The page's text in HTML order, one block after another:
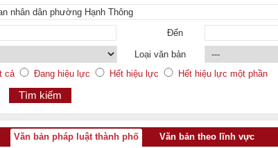
Đến
Loại văn bản
cả
Đang hiệu lực Hết hiệu lực Hết hiệu lực một phần
Văn bản pháp luật thành phố Văn bản theo lĩnh vực